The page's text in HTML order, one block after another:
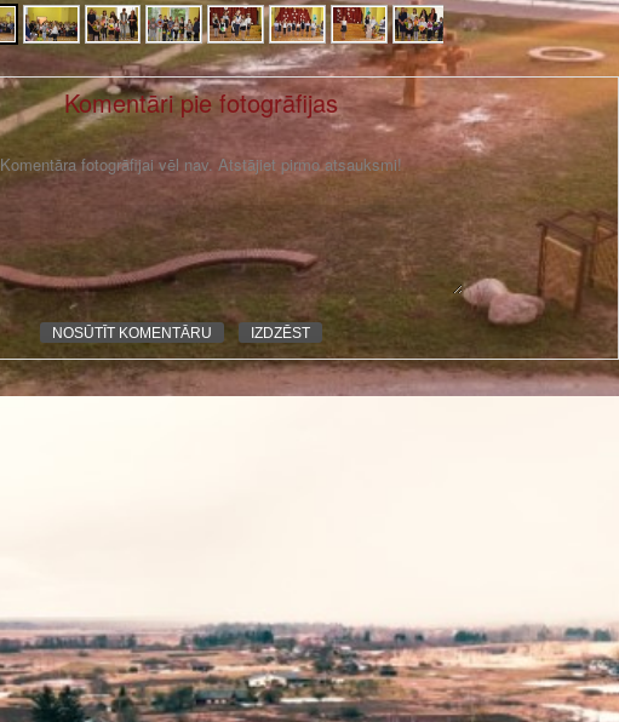
Komentāri pie fotogrāfijas
Komentāra fotogrāfijai vēl nav. Atstājiet pirmo atsauksmi!